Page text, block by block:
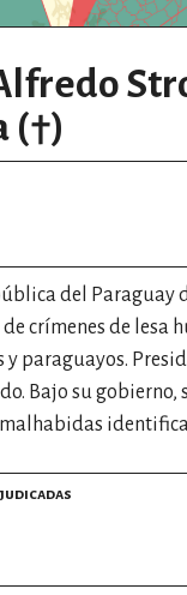
(†)
del Paraguay
de crímenes de lesa
y paraguayos.
Bajo su gobierno,